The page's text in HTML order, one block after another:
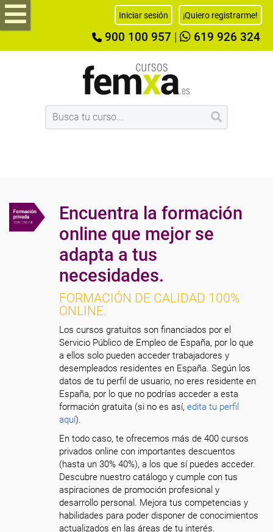
Iniciar sesión ¡Quiero registrarme!
900 100 957 619 926 324
Encuentra la formación
online que mejor se
adapta a tus
necesidades.
FORMACIÓN DE CALIDAD 100%
ONLINE.
Los cursos gratuitos son financiados por el
Servicio Público de Empleo de España, por lo que
a ellos solo pueden acceder trabajadores y
desempleados residentes en España. Según los
datos de tu perfil de usuario, no eres residente en
España, por lo que no podrías acceder a esta
formación gratuita (si no es así,edita tu perfil
aquí).
En todo caso, te ofrecemos más de 400 cursos
privados online con importantes descuentos
(hasta un 30% 40%), a los que sí puedes acceder.
Descubre nuestro catálogo y cumple con tus
aspiraciones de promoción profesional y
desarrollo personal. Mejora tus competencias y
habilidades para poder disponer de conocimientos
actualizados en las áreas de tu interés.